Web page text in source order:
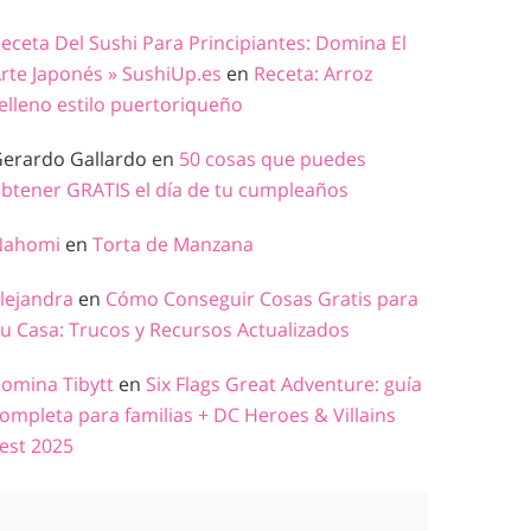
Del Sushi Para Principiantes: Domina El
Japonés » SushiUp.es en Receta: Arroz
estilo puertoriqueño
Gallardo en 50 cosas que puedes
GRATIS el día de tu cumpleaños
en Torta de Manzana
en Cómo Conseguir Cosas Gratis para
Casa: Trucos y Recursos Actualizados
Tibytt en Six Flags Great Adventure: guía
para familias + DC Heroes & Villains
2025